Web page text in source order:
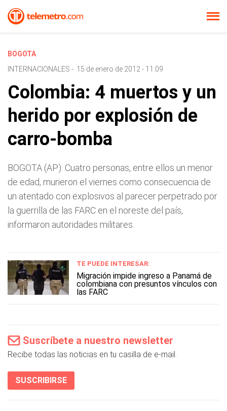
BOGOTA
INTERNACIONALES - 15 de enero de 2012 - 11:09
Colombia: 4 muertos y un
herido por explosión de
carro-bomba
BOGOTA (AP). Cuatro personas, entre ellos un menor
de edad, murieron el viernes como consecuencia de
un atentado con explosivos al parecer perpetrado por
la guerrilla de las FARC en el noreste del país,
informaron autoridades militares.
TE PUEDE INTERESAR:
Migración impide ingreso a Panamá de
colombiana con presuntos vínculos con
las FARC
Suscríbete a nuestro newsletter
Recibe todas las noticias en tu casilla de e-mail.
SUSCRIBIRSE